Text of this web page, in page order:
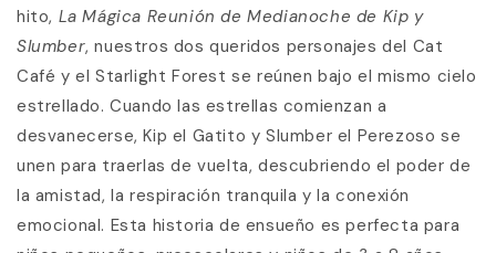
hito, La Mágica Reunión de Medianoche de Kip y
Slumber, nuestros dos queridos personajes del Cat
Café y el Starlight Forest se reúnen bajo el mismo cielo
estrellado. Cuando las estrellas comienzan a
desvanecerse, Kip el Gatito y Slumber el Perezoso se
unen para traerlas de vuelta, descubriendo el poder de
la amistad, la respiración tranquila y la conexión
emocional. Esta historia de ensueño es perfecta para